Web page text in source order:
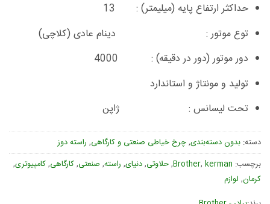
حداکثر ارتفاع پایه (میلیمتر) :
13
توع موتور :
دینام عادی (کلاچی)
دور موتور (دور در دقیقه) :
4000
تولید و مونتاژ و استاندارد
تحت لیسانس : ژاپن
دسته: بدون دسته‌بندی,چرخ خیاطی صنعتی و کارگاهی, راسته دوز
برچسب:
Brother, kerman
,حلاوتی,دنیای, راسته, صنعتی,کارگاهی,کامپیوتری,
کرمان, لوازم